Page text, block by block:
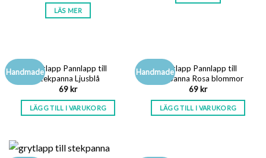
LÄS MER
HandmadeGrytlapp Pannlapp till
stekpanna Ljusblå
69kr
LÄGG TILL I VARUKORG
HandmadeGrytlapp Pannlapp till
stekpanna Rosa blommor
69kr
LÄGG TILL I VARUKORG